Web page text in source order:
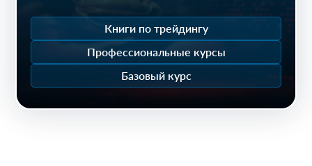
Книги по трейдингу
Профессиональные курсы
Базовый курс